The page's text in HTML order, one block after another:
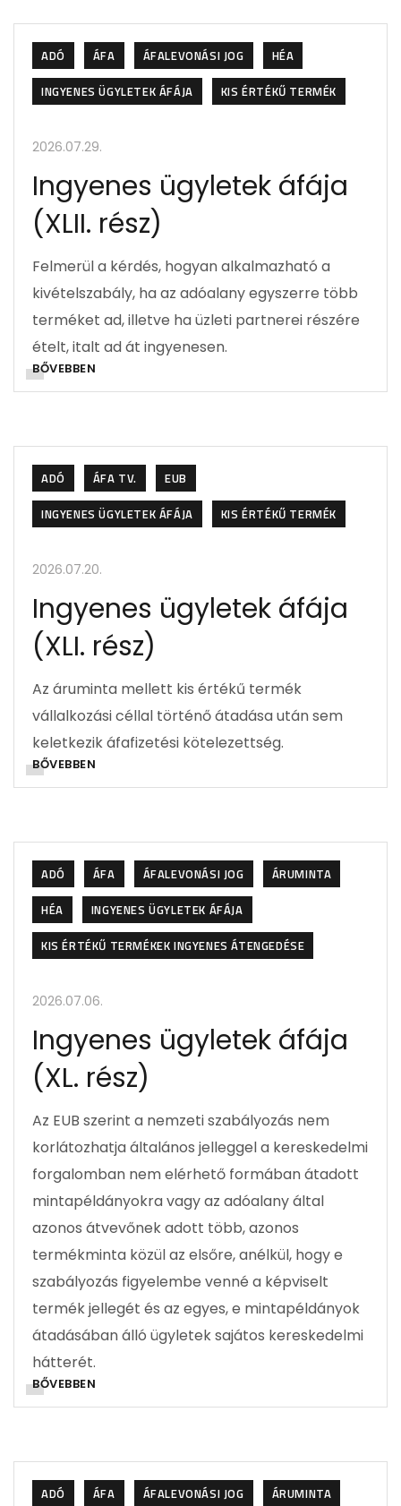
ADÓ ÁFA ÁFALEVONÁSI JOG
HÉA
INGYENES ÜGYLETEK ÁFÁJA
KIS ÉRTÉKŰ TERMÉK
2026.07.29.
Ingyenes ügyletek áfája
(XLII. rész)
Felmerül a kérdés, hogyan alkalmazható a
kivételszabály, ha az adóalany egyszerre több
terméket ad, illetve ha üzleti partnerei részére
ételt, italt ad át ingyenesen.
BŐVEBBEN
ADÓ ÁFA TV.
EUB
INGYENES ÜGYLETEK ÁFÁJA
KIS ÉRTÉKŰ TERMÉK
2026.07.20.
Ingyenes ügyletek áfája
(XLI. rész)
Az áruminta mellett kis értékű termék
vállalkozási céllal történő átadása után sem
keletkezik áfafizetési kötelezettség.
BŐVEBBEN
ADÓ ÁFA ÁFALEVONÁSI JOG
ÁRUMINTA
HÉA
INGYENES ÜGYLETEK ÁFÁJA
KIS ÉRTÉKŰ TERMÉKEK INGYENES ÁTENGEDÉSE
2026.07.06.
Ingyenes ügyletek áfája
(XL. rész)
Az EUB szerint a nemzeti szabályozás nem
korlátozhatja általános jelleggel a kereskedelmi
forgalomban nem elérhető formában átadott
mintapéldányokra vagy az adóalany által
azonos átvevőnek adott több, azonos
termékminta közül az elsőre, anélkül, hogy e
szabályozás figyelembe venné a képviselt
termék jellegét és az egyes, e mintapéldányok
átadásában álló ügyletek sajátos kereskedelmi
hátterét.
BŐVEBBEN
ADÓ ÁFA ÁFALEVONÁSI JOG ÁRUMINTA